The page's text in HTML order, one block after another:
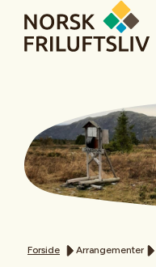
Forside Arrangementer